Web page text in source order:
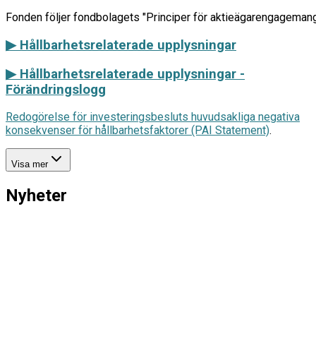
▶ Hållbarhetsrelaterade upplysningar
▶ Hållbarhetsrelaterade upplysningar -
Förändringslogg
Redogörelse för investeringsbesluts huvudsakliga negativa
konsekvenser för hållbarhetsfaktorer (PAI Statement).
Visa mer
Nyheter